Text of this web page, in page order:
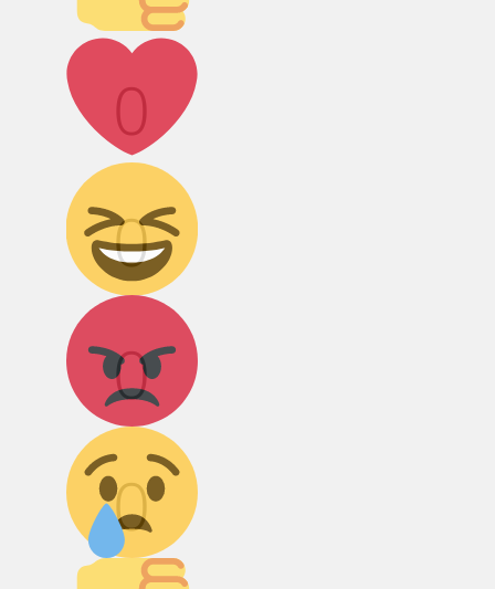
0
Лайк!
0
Дикий смех!
0
Агрессия!
0
Грусть :(
Палец вниз!